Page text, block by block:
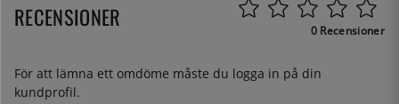
RECENSIONER 0 Recensioner
För att lämna ett omdöme måste du logga in på din
kundprofil.